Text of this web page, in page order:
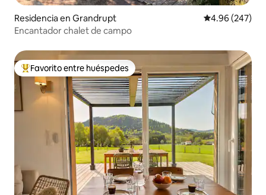
Residencia en Grandrupt Calificación
4.96 (247)
Encantador chalet de campo
De los mejores en Favorito entre huéspedes
Favorito entre huéspedes